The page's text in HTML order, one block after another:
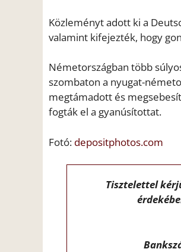
Közleményt adott ki a
valamint kifejezték, hogy
Németországban több
szombaton a nyugat-
megtámadott és
fogták el a gyanúsítottat.
Fotó: depositphotos.com
Tisztelettel